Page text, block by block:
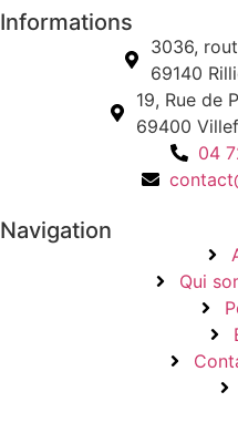
Informations
3036,
69140
19, Rue de
69400
04
Navigation
Qui